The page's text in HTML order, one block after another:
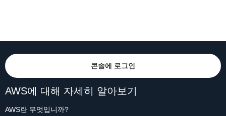
콘솔에 로그인
AWS에 대해 자세히 알아보기
AWS란 무엇입니까?